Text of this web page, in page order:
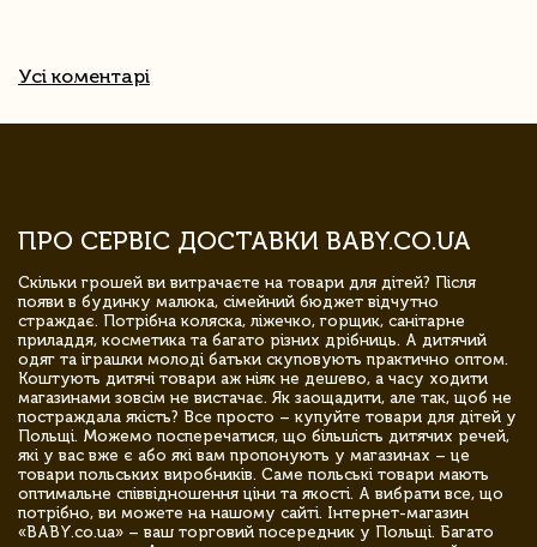
Усі коментарі
ПРО СЕРВІС ДОСТАВКИ BABY.CO.UA
Скільки грошей ви витрачаєте на товари для дітей? Після
появи в будинку малюка, сімейний бюджет відчутно
страждає. Потрібна коляска, ліжечко, горщик, санітарне
приладдя, косметика та багато різних дрібниць. А дитячий
одяг та іграшки молоді батьки скуповують практично оптом.
Коштують дитячі товари аж ніяк не дешево, а часу ходити
магазинами зовсім не вистачає. Як заощадити, але так, щоб не
постраждала якість? Все просто – купуйте товари для дітей у
Польщі. Можемо посперечатися, що більшість дитячих речей,
які у вас вже є або які вам пропонують у магазинах – це
товари польських виробників. Саме польські товари мають
оптимальне співвідношення ціни та якості. А вибрати все, що
потрібно, ви можете на нашому сайті. Інтернет-магазин
«BABY.co.ua» – ваш торговий посередник у Польщі. Багато